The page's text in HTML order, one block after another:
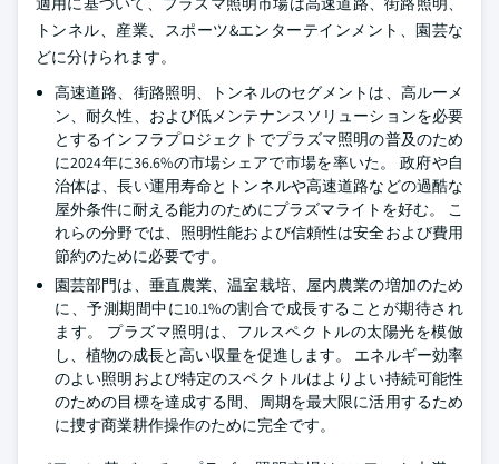
トンネル、産業、スポーツ&エンターテインメント、園芸な
どに分けられます。
高速道路、街路照明、トンネルのセグメントは、高ルーメ
ン、耐久性、および低メンテナンスソリューションを必要
とするインフラプロジェクトでプラズマ照明の普及のため
に2024年に36.6%の市場シェアで市場を率いた。 政府や自
治体は、長い運用寿命とトンネルや高速道路などの過酷な
屋外条件に耐える能力のためにプラズマライトを好む。 こ
れらの分野では、照明性能および信頼性は安全および費用
節約のために必要です。
園芸部門は、垂直農業、温室栽培、屋内農業の増加のため
に、予測期間中に10.1%の割合で成長することが期待され
ます。 プラズマ照明は、フルスペクトルの太陽光を模倣
し、植物の成長と高い収量を促進します。 エネルギー効率
のよい照明および特定のスペクトルはよりよい持続可能性
のための目標を達成する間、周期を最大限に活用するため
に捜す商業耕作操作のために完全です。